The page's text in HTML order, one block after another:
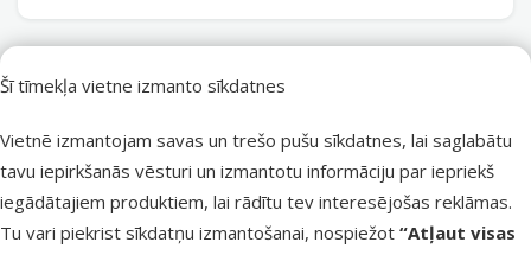
Šī tīmekļa vietne izmanto sīkdatnes
Vietnē izmantojam savas un trešo pušu sīkdatnes, lai saglabātu
tavu iepirkšanās vēsturi un izmantotu informāciju par iepriekš
iegādātajiem produktiem, lai rādītu tev interesējošas reklāmas.
Tu vari piekrist sīkdatņu izmantošanai, nospiežot “Atļaut visas
LATVIJAS PASTS nodaļas otrdien